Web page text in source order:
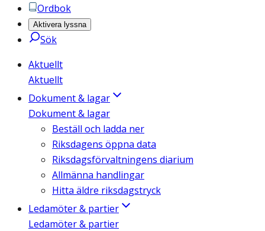
Ordbok
Aktivera lyssna
Sök
Aktuellt
Aktuellt
Dokument & lagar
Dokument & lagar
Beställ och ladda ner
Riksdagens öppna data
Riksdagsförvaltningens diarium
Allmänna handlingar
Hitta äldre riksdagstryck
Ledamöter & partier
Ledamöter & partier